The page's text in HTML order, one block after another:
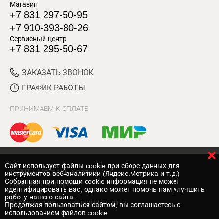
Магазин
+7 831 297-50-95
+7 910-393-80-26
Сервисный центр
+7 831 295-50-67
ЗАКАЗАТЬ ЗВОНОК
ГРАФИК РАБОТЫ
ПРИНИМАЕМ К ОПЛАТЕ
© 2017 Магазин Хозяин
Нижний Новгород
Вебмеханика — создание сайта
Cайт использует файлы cookie при сборе данных для
инструментов веб-аналитики (Яндекс.Метрика и т.д.)
Собранная при помощи cookie информация не может
идентифицировать вас, однако может помочь нам улучшить
работу нашего сайта.
Продолжая пользоваться сайтом, вы соглашаетесь с
использованием файлов cookie.